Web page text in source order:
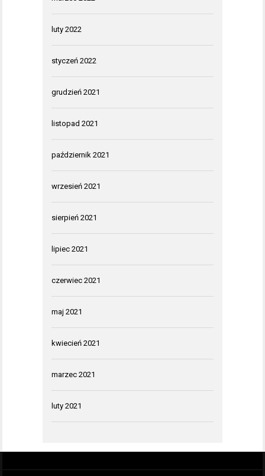
luty 2022
styczeń 2022
grudzień 2021
listopad 2021
październik 2021
wrzesień 2021
sierpień 2021
lipiec 2021
czerwiec 2021
maj 2021
kwiecień 2021
marzec 2021
luty 2021